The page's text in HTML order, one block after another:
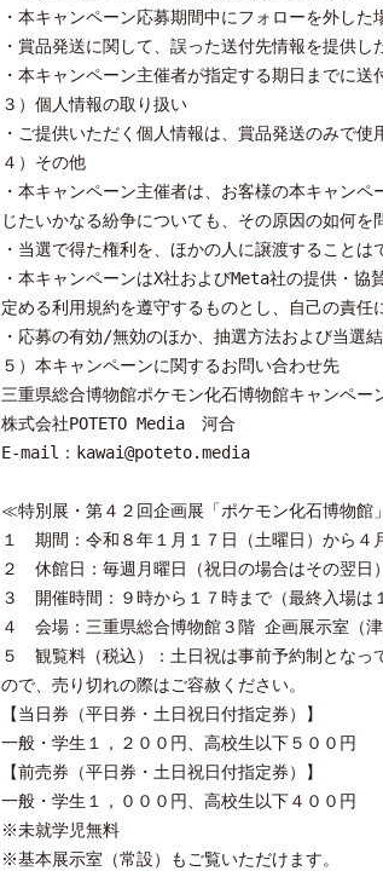
・本キャンペーン応募期間中にフォローを外した
・賞品発送に関して、誤った送付先情報を提供し
・本キャンペーン主催者が指定する期日までに
３）個人情報の取り扱い
・ご提供いただく個人情報は、賞品発送のみで
４）その他
・本キャンペーン主催者は、お客様の本キャン
じたいかなる紛争についても、その原因の如何を
・当選で得た権利を、ほかの人に譲渡することは
・本キャンペーンはX社およびMeta社の提供・
定める利用規約を遵守するものとし、自己の責任
・応募の有効/無効のほか、抽選方法および当選
５）本キャンペーンに関するお問い合わせ先
三重県総合博物館ポケモン化石博物館キャンペー
株式会社POTETO Media 河合
E-mail：kawai@poteto.media
≪特別展・第４２回企画展「ポケモン化石博物館
１ 期間：令和８年１月１７日（土曜日）から４
２ 休館日：毎週月曜日（祝日の場合はその翌日）
３ 開催時間：９時から１７時まで（最終入場は
４ 会場：三重県総合博物館３階 企画展示室（津
５ 観覧料（税込）：土日祝は事前予約制となっ
ので、売り切れの際はご容赦ください。
【当日券（平日券・土日祝日付指定券）】
一般・学生１，２００円、高校生以下５００円
【前売券（平日券・土日祝日付指定券）】
一般・学生１，０００円、高校生以下４００円
※未就学児無料
※基本展示室（常設）もご覧いただけます。